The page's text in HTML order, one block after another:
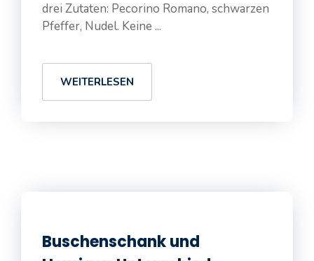
drei Zutaten: Pecorino Romano, schwarzen
Pfeffer, Nudel. Keine ...
WEITERLESEN
Buschenschank und